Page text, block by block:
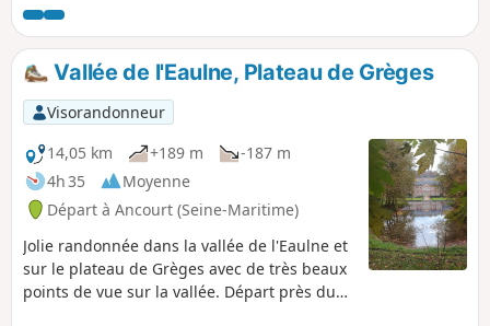
magnifique panorama de la vallée de
l'Arques. Une partie du chemin n'est
plus entretenu voir article des infos
dieppoises En attendant je vous
propose une variante à partir du point
(11).
Vallée de l'Eaulne, Plateau de Grèges
Visorandonneur
14,05 km
+189 m
-187 m
4h 35
Moyenne
Départ à Ancourt (Seine-Maritime)
Jolie randonnée dans la vallée de l'Eaulne et
sur le plateau de Grèges avec de très beaux
points de vue sur la vallée. Départ près du